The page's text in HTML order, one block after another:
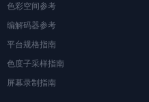
色彩空间参考
编解码器参考
平台规格指南
色度子采样指南
屏幕录制指南